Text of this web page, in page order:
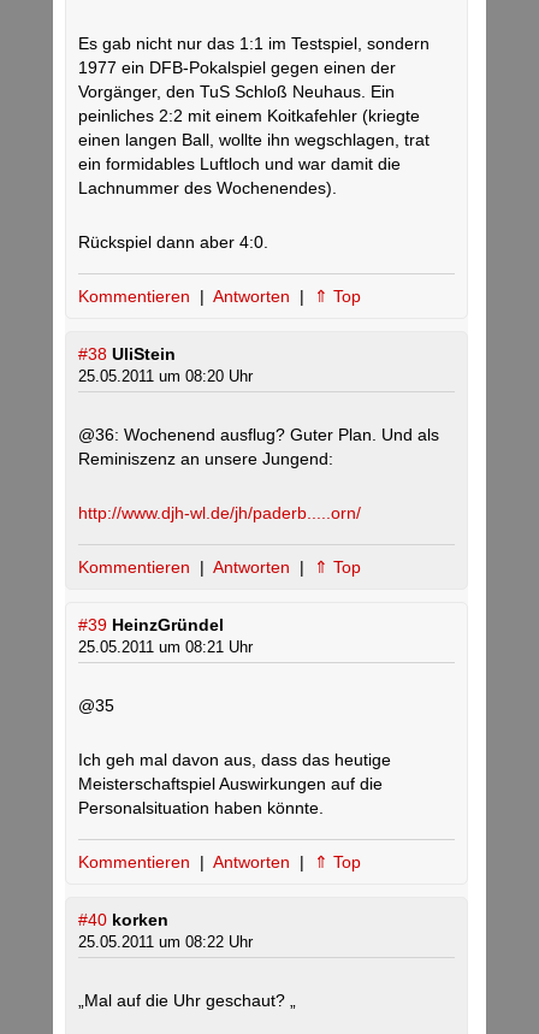
Es gab nicht nur das 1:1 im Testspiel, sondern
1977 ein DFB-Pokalspiel gegen einen der
Vorgänger, den TuS Schloß Neuhaus. Ein
peinliches 2:2 mit einem Koitkafehler (kriegte
einen langen Ball, wollte ihn wegschlagen, trat
ein formidables Luftloch und war damit die
Lachnummer des Wochenendes).
Rückspiel dann aber 4:0.
Kommentieren | Antworten | ⇑ Top
#38 UliStein
25.05.2011 um 08:20 Uhr
@36: Wochenend ausflug? Guter Plan. Und als
Reminiszenz an unsere Jungend:
http://www.djh-wl.de/jh/paderb.....orn/
Kommentieren | Antworten | ⇑ Top
#39 HeinzGründel
25.05.2011 um 08:21 Uhr
@35
Ich geh mal davon aus, dass das heutige
Meisterschaftspiel Auswirkungen auf die
Personalsituation haben könnte.
Kommentieren | Antworten | ⇑ Top
#40 korken
25.05.2011 um 08:22 Uhr
„Mal auf die Uhr geschaut? „